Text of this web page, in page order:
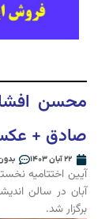
محسن
صادق +
۲۲ آبان ۱۴۰۳
آبان در سالن
برگزار شد.